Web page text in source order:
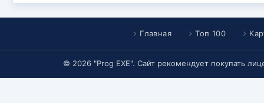
Главная Топ 100
© 2026 "Prog EXE". Сайт рекомендует покупать